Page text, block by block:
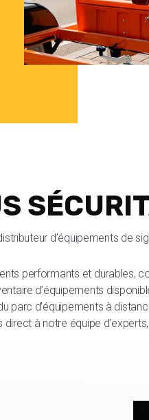
d’équipements de
performants et durables,
d’équipements
parc d’équipements à
direct à notre équipe